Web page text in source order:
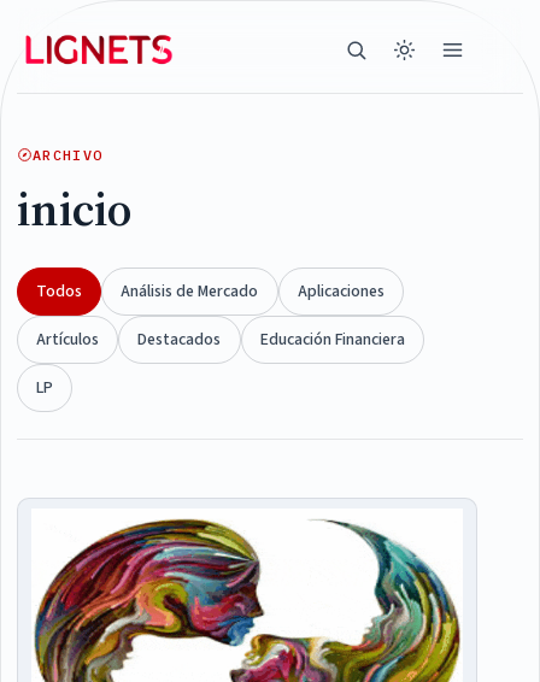
ARCHIVO
inicio
Todos Análisis de Mercado
Aplicaciones
Artículos
Destacados
Educación Financiera
LP
Articles